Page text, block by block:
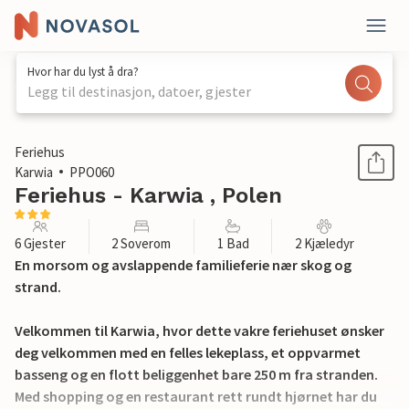
Hvor har du lyst å dra?
Legg til destinasjon, datoer, gjester
1 / 14
Feriehus
Karwia
PPO060
Feriehus - Karwia , Polen
6 Gjester 2 Soverom 1 Bad 2 Kjæledyr
En morsom og avslappende familieferie nær skog og
strand.
Velkommen til Karwia, hvor dette vakre feriehuset ønsker
deg velkommen med en felles lekeplass, et oppvarmet
basseng og en flott beliggenhet bare 250 m fra stranden.
Med shopping og en restaurant rett rundt hjørnet har du